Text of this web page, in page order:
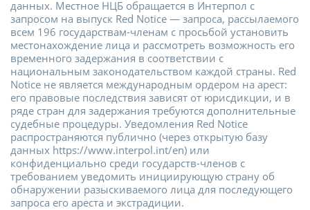
данных. Местное НЦБ обращается в Интерпол с
запросом на выпуск Red Notice — запроса, рассылаемого
всем 196 государствам-членам с просьбой установить
местонахождение лица и рассмотреть возможность его
временного задержания в соответствии с
национальным законодательством каждой страны. Red
Notice не является международным ордером на арест:
его правовые последствия зависят от юрисдикции, и в
ряде стран для задержания требуются дополнительные
судебные процедуры. Уведомления Red Notice
распространяются публично (через открытую базу
данных https://www.interpol.int/en) или
конфиденциально среди государств-членов с
требованием уведомить инициирующую страну об
обнаружении разыскиваемого лица для последующего
запроса его ареста и экстрадиции.